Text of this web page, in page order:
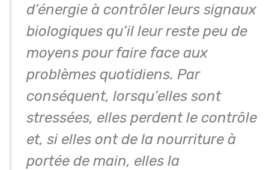
d’énergie à contrôler leurs signaux
biologiques qu’il leur reste peu de
moyens pour faire face aux
problèmes quotidiens. Par
conséquent, lorsqu’elles sont
stressées, elles perdent le contrôle
et, si elles ont de la nourriture à
portée de main, elles la